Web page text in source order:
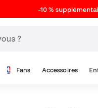
-10 %
Fans Accessoires